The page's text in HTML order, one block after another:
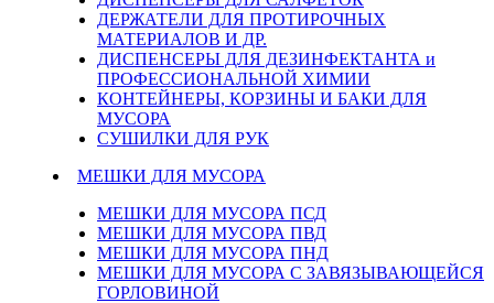
ДЕРЖАТЕЛИ ДЛЯ ПРОТИРОЧНЫХ
МАТЕРИАЛОВ И ДР.
ДИСПЕНСЕРЫ ДЛЯ ДЕЗИНФЕКТАНТА и
ПРОФЕССИОНАЛЬНОЙ ХИМИИ
КОНТЕЙНЕРЫ, КОРЗИНЫ И БАКИ ДЛЯ
МУСОРА
СУШИЛКИ ДЛЯ РУК
МЕШКИ ДЛЯ МУСОРА
МЕШКИ ДЛЯ МУСОРА ПСД
МЕШКИ ДЛЯ МУСОРА ПВД
МЕШКИ ДЛЯ МУСОРА ПНД
МЕШКИ ДЛЯ МУСОРА С ЗАВЯЗЫВАЮЩЕЙСЯ
ГОРЛОВИНОЙ